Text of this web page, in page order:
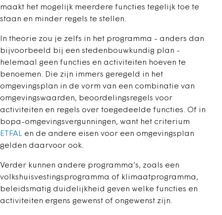
maakt het mogelijk meerdere functies tegelijk toe te
staan en minder regels te stellen.
In theorie zou je zelfs in het programma - anders dan
bijvoorbeeld bij een stedenbouwkundig plan -
helemaal geen functies en activiteiten hoeven te
benoemen. Die zijn immers geregeld in het
omgevingsplan in de vorm van een combinatie van
omgevingswaarden, beoordelingsregels voor
activiteiten en regels over toegedeelde functies. Of in
bopa-omgevingsvergunningen, want het criterium
ETFAL en de andere eisen voor een omgevingsplan
gelden daarvoor ook.
Verder kunnen andere programma’s, zoals een
volkshuisvestingsprogramma of klimaatprogramma,
beleidsmatig duidelijkheid geven welke functies en
activiteiten ergens gewenst of ongewenst zijn.